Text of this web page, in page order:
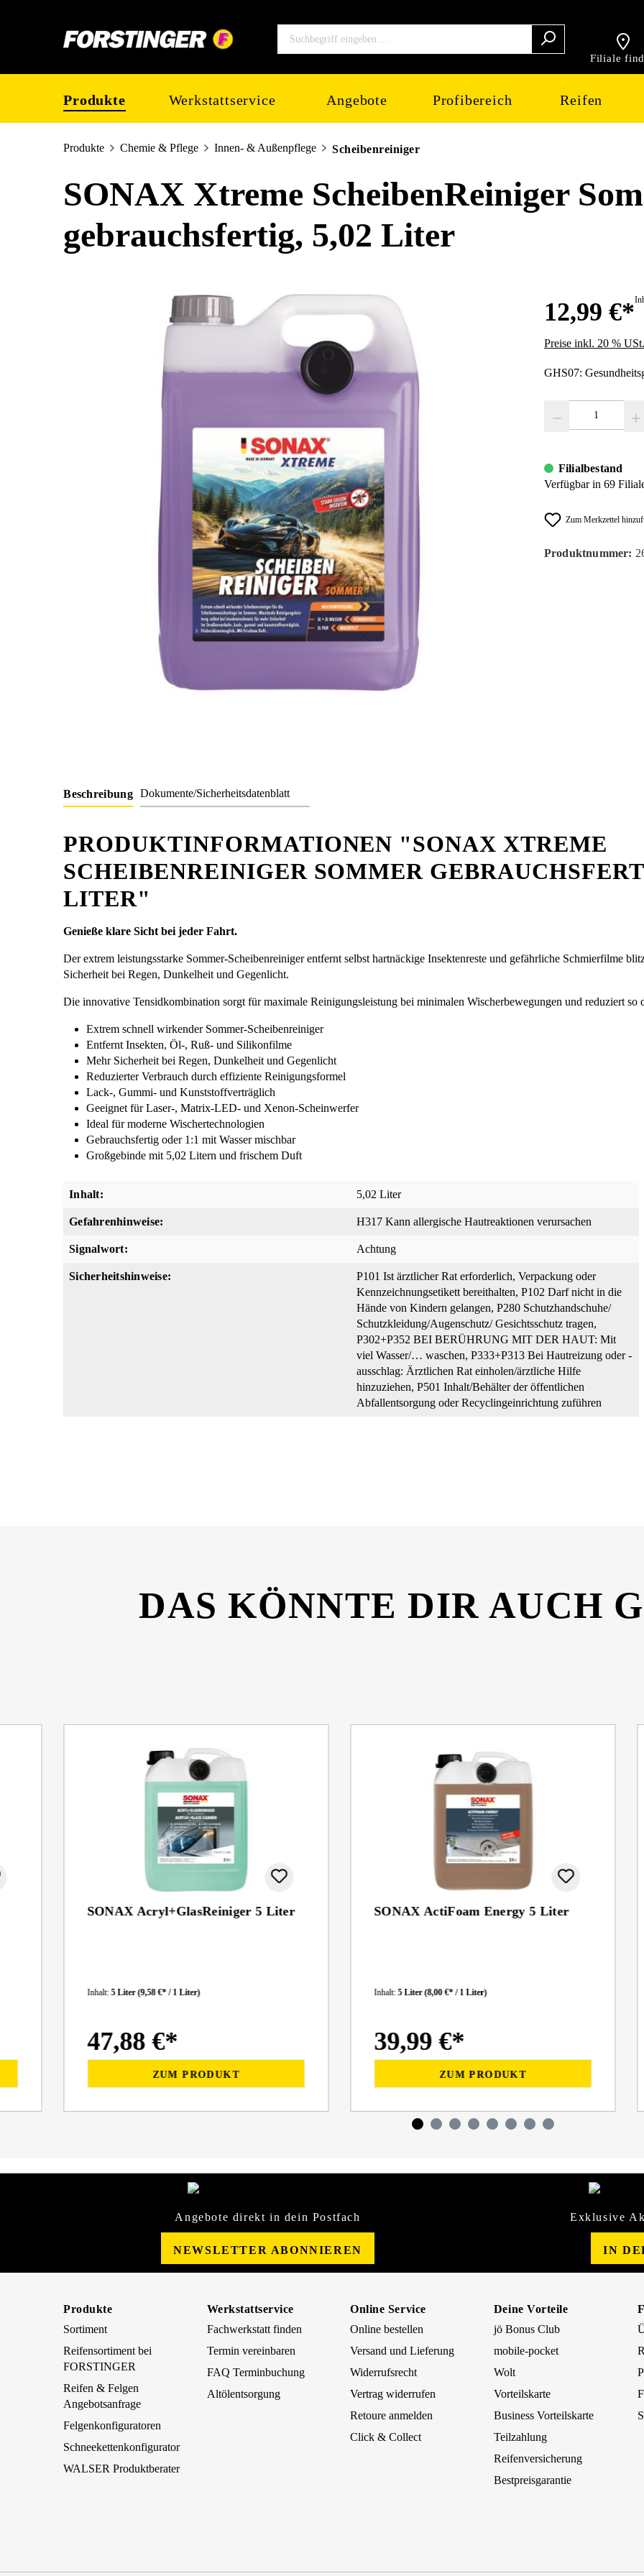
Filiale
Produkte Werkstattservice Angebote Profibereich Reifen
Produkte Chemie & Pflege Innen- & Außenpflege Scheibenreiniger
SONAX Xtreme ScheibenReiniger
gebrauchsfertig, 5,02 Liter
Bildergalerie überspringen 12,99 €*
Preise inkl. 20 %
GHS07:
Filialbestand
Verfügbar in 69
Zum Merkzettel
Produktnummer:
Beschreibung Dokumente/Sicherheitsdatenblatt
PRODUKTINFORMATIONEN "SONAX XTREME
SCHEIBENREINIGER SOMMER
LITER"
Genieße klare Sicht bei jeder Fahrt.
Der extrem leistungsstarke Sommer-Scheibenreiniger entfernt selbst hartnäckige Insektenreste und gefährliche Schmierfilme
Sicherheit bei Regen, Dunkelheit und Gegenlicht.
Die innovative Tensidkombination sorgt für maximale Reinigungsleistung bei minimalen Wischerbewegungen und reduziert so
Extrem schnell wirkender Sommer-Scheibenreiniger
Entfernt Insekten, Öl-, Ruß- und Silikonfilme
Mehr Sicherheit bei Regen, Dunkelheit und Gegenlicht
Reduzierter Verbrauch durch effiziente Reinigungsformel
Lack-, Gummi- und Kunststoffverträglich
Geeignet für Laser-, Matrix-LED- und Xenon-Scheinwerfer
Ideal für moderne Wischertechnologien
Gebrauchsfertig oder 1:1 mit Wasser mischbar
Großgebinde mit 5,02 Litern und frischem Duft
Inhalt: 5,02 Liter
Gefahrenhinweise: H317 Kann allergische Hautreaktionen verursachen
Signalwort: Achtung
Sicherheitshinweise:
P101 Ist ärztlicher Rat erforderlich, Verpackung oder
Kennzeichnungsetikett bereithalten, P102 Darf nicht in die
Hände von Kindern gelangen, P280 Schutzhandschuhe/
Schutzkleidung/Augenschutz/ Gesichtsschutz tragen,
P302+P352 BEI BERÜHRUNG MIT DER HAUT: Mit
viel Wasser/… waschen, P333+P313 Bei Hautreizung oder -
ausschlag: Ärztlichen Rat einholen/ärztliche Hilfe
hinzuziehen, P501 Inhalt/Behälter der öffentlichen
Abfallentsorgung oder Recyclingeinrichtung zuführen
DAS KÖNNTE DIR AUCH
SONAX Acryl+GlasReiniger 5 Liter
Inhalt:5 Liter(9,58 €* / 1 Liter)
47,88 €*
ZUM PRODUKT
SONAX ActiFoam Energy 5 Liter
Inhalt:5 Liter(8,00 €* / 1 Liter)
39,99 €*
ZUM PRODUKT
Angebote direkt in dein Postfach
NEWSLETTER ABONNIEREN
Exklusive
IN
Produkte
Sortiment
Reifensortiment bei
FORSTINGER
Reifen & Felgen
Angebotsanfrage
Felgenkonfiguratoren
Schneekettenkonfigurator
WALSER Produktberater
Werkstattservice
Fachwerkstatt finden
Termin vereinbaren
FAQ Terminbuchung
Altölentsorgung
Online Service
Online bestellen
Versand und Lieferung
Widerrufsrecht
Vertrag widerrufen
Retoure anmelden
Click & Collect
Deine Vorteile
jö Bonus Club
mobile-pocket
Wolt
Vorteilskarte
Business Vorteilskarte
Teilzahlung
Reifenversicherung
Bestpreisgarantie